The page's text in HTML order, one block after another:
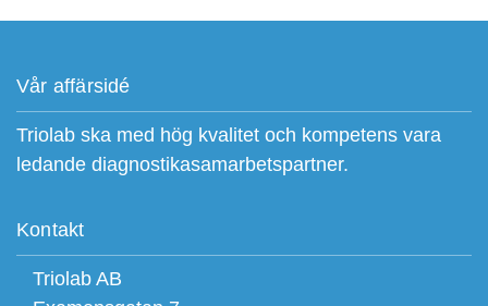
Vår affärsidé
Triolab ska med hög kvalitet och kompetens vara
ledande diagnostikasamarbetspartner.
Kontakt
Triolab AB